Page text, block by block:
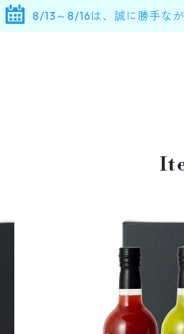
8/13～8/16は、誠に勝手な